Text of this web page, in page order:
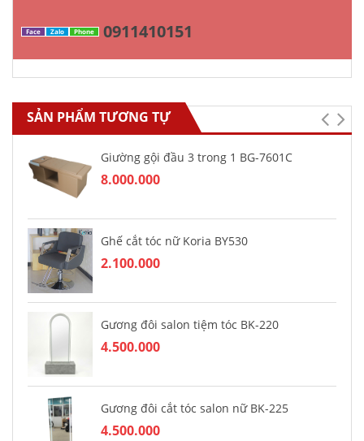
Face Zalo Phone 0911410151
SẢN PHẨM TƯƠNG TỰ
Giường gội đầu 3 trong 1 BG-7601C
8.000.000
Ghế cắt tóc nữ Koria BY530
2.100.000
Gương đôi salon tiệm tóc BK-220
4.500.000
Gương đôi cắt tóc salon nữ BK-225
4.500.000